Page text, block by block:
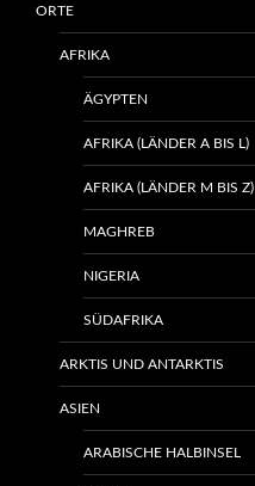
ORTE
AFRIKA
ÄGYPTEN
AFRIKA (LÄNDER A BIS L)
AFRIKA (LÄNDER M BIS Z)
MAGHREB
NIGERIA
SÜDAFRIKA
ARKTIS UND ANTARKTIS
ASIEN
ARABISCHE HALBINSEL